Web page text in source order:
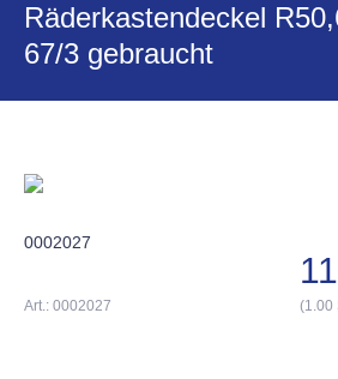
Räderkastendeckel
67/3 gebraucht
0002027
Art.: 0002027 (1.00